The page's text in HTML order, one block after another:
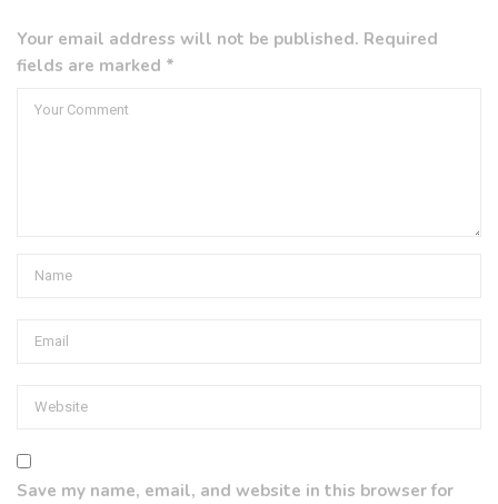
Your email address will not be published. Required
fields are marked *
Save my name, email, and website in this browser for